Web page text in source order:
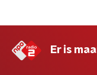
Er is